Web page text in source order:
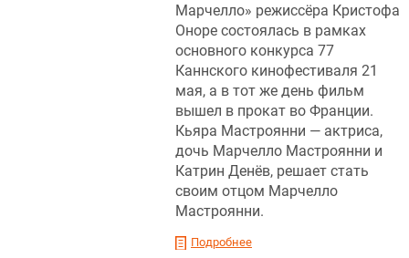
Марчелло» режиссёра Кристофа
Оноре состоялась в рамках
основного конкурса 77
Каннского кинофестиваля 21
мая, а в тот же день фильм
вышел в прокат во Франции.
Кьяра Мастроянни — актриса,
дочь Марчелло Мастроянни и
Катрин Денёв, решает стать
своим отцом Марчелло
Мастроянни.
Подробнее